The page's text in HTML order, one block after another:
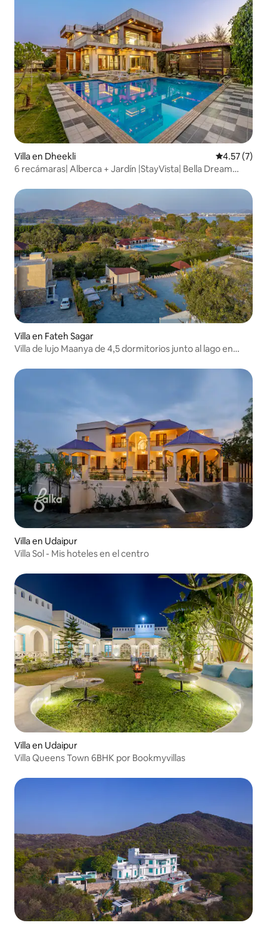
Villa en Dheekli Calificación
4.57 (7)
6 recámaras| Alberca + Jardín |StayVista| Bella Dream
Villa en Fateh Sagar
Villa de lujo Maanya de 4,5 dormitorios junto al lago en
Villa en Udaipur
Villa Sol - Mis hoteles en el centro
Villa en Udaipur
Villa Queens Town 6BHK por Bookmyvillas